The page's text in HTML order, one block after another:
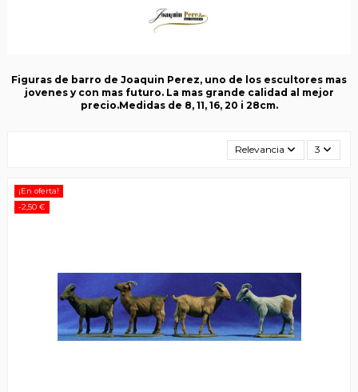
Figuras de barro de Joaquin Perez, uno de los escultores mas
jovenes y con mas futuro. La mas grande calidad al mejor
precio.Medidas de 8, 11, 16, 20 i 28cm.
Relevancia 3
¡En oferta!
-2,50 €